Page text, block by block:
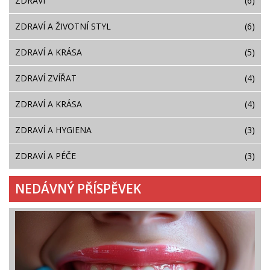
ZDRAVÍ A ŽIVOTNÍ STYL (6)
ZDRAVÍ A KRÁSA (5)
ZDRAVÍ ZVÍŘAT (4)
ZDRAVÍ A KRÁSA (4)
ZDRAVÍ A HYGIENA (3)
ZDRAVÍ A PÉČE (3)
NEDÁVNÝ PŘÍSPĚVEK